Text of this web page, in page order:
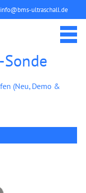
info@bms-ultraschall.de
(Neu, Demo &